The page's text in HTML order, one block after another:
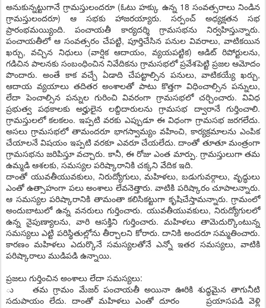
అనుకున్నట్టుగానే గ్రామస్తులందరూ (ఓటు హక్కు ఉన్న 18 సంవత్సరాలు నిండిన
గ్రామస్తులందరూ) ఆ సభకు హాజరయ్యారు. సర్పంచ్‌ అధ్యక్షతన సభ
ప్రారంభమయ్యింది. పంచాయతీ కార్యదర్శి గ్రామసభను నిర్వహిస్తున్నారు.
పంచాయతీలో ఆ సంవత్సరం చేపట్టి, పూర్తిచేసిన పనుల వివరాలు, వాటికయిన
ఖర్చు, వచ్చిన నిధులు (వార్షిక ఆదాయం, వ్యయపట్టిక) ఆడిట్‌ రిపోర్టులను,
గడిచిన పాలనకు సంబంధించిన నివేదికను గ్రామసభలో ప్రవేశపెట్టి ప్రజల ఆమోదం
పొందారు. అంతే కాక వచ్చే ఏడాది చేపట్టాల్సిన పనులు, వాటికయ్యే ఖర్చు,
ఆదాయ వ్యయాలు తదితర అంశాలతో పాటు కొత్తగా విధించాల్సిన పన్నులు,
లేదా పెంచాల్సిన పన్నుల గురించి వివరంగా గ్రామసభలో చర్చించారు. వివిధ
ప్రభుత్వ పథకాలకు అర్హులైన లబ్దిదారులను గ్రామసభ ద్వారానే గుర్తించాలి.
గ్రామస్తులలో కలకలం. ఇప్పటి వరకు ఎప్పుడూ ఈ విధంగా గ్రామసభ జరగలేదు.
అసలు గ్రామసభలో తామందరూ భాగస్వామ్యం వహించి, కార్యక్రమాలను ఎంపిక
చేయాలనే విషయం ఇప్పటి వరకూ ఎవరూ చేయలేదు. దాంతో తూతూ మంత్రంగా
గ్రామసభను జరిపిస్తూ వచ్చారు. కానీ, ఈ రోజు ఎంత మార్పు. గ్రామస్తులుగా తమ
ఉమ్మడి ఆశలకు, సమస్యల పరిష్కారానికి చక్కని వేదిక ఇది.
దాంతో యువతీయువకులు, నిరుద్యోగులు, మహిళలు, బడుగువర్గాలు, వృద్ధులు
ఎంతో ఉత్సాహంగా పలు అంశాలు లేవనెత్తారు. వాటికి పరిష్కారం చూపాలన్నారు.
ఆ సమస్యల పరిష్కారానికి తామంతా కలిసికట్టుగా కృషిచేస్తామన్నారు. గ్రామంలో
అందుబాటులో ఉన్న వనరులు గుర్తించారు. యువతీయువకులు, నిరుద్యోగులలో
ఉన్న నైపుణ్యాలను, వారి ఆసక్తిని గుర్తించారు. మహిళలు తామెదుర్కొంటున్న
సమస్యలు ఎట్టి పరిస్థితుల్లోను తీర్చాలని కోరారు. దానికి అందరూ సమ్మతించారు.
కారణం మహిళలు ఎదుర్కొనే సమస్యలతోనే ఎన్నో ఇతర సమస్యలు, వాటికి
పరిష్కారాలు ముడిపడి ఉన్నాయి.
ప్రజలు గుర్తించిన అంశాలు లేదా సమస్యలు:
ు తమ గ్రామం మేజర్‌ పంచాయతీ అయినా ఊరికి శుద్ధమైన తాగునీటి
సదుపాయం లేదు. దాంతో మహిళలు ఎంతో దూరం ప్రయాసపడి వెళ్లి